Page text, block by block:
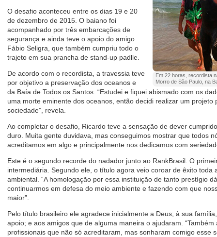
Em 22 horas, recordista
Morro de São Paulo, na
O desafio aconteceu entre os dias 19 e 20
de dezembro de 2015. O baiano foi
acompanhado por três embarcações de
segurança e ainda teve o apoio do amigo
Fábio Seligra, que também cumpriu todo o
trajeto em sua prancha de stand-up padlle.
De acordo com o recordista, a travessia teve
por objetivo a preservação dos oceanos e
da Baía de Todos os Santos. “Estudei e fiquei abismado com os
uma morte eminente dos oceanos, então decidi realizar um projeto
sociedade”, revela.
Ao completar o desafio, Ricardo teve a sensação de dever
duro. Muita gente duvidava, mas conseguimos mostrar que todos
acreditamos em algo e principalmente nos dedicamos com
Este é o segundo recorde do nadador junto ao RankBrasil. O
intermediária. Segundo ele, o título agora veio coroar de êxito toda
ambiental. “A homologação por essa instituição de tanto prestígio
continuarmos em defesa do meio ambiente e fazendo com que
maior”.
Pelo título brasileiro ele agradece inicialmente a Deus; à sua
apoio; e aos amigos que de alguma maneira o ajudaram.
profissionais que não só acreditaram, mas sonharam comigo esse